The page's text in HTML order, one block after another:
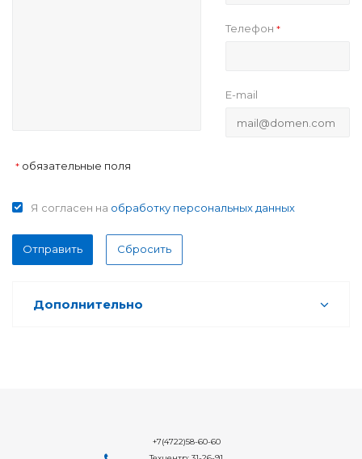
Телефон*
E-mail
* обязательные поля
Я согласен на обработку персональных данных
Отправить Сбросить
Дополнительно
+7(4722)58-60-60